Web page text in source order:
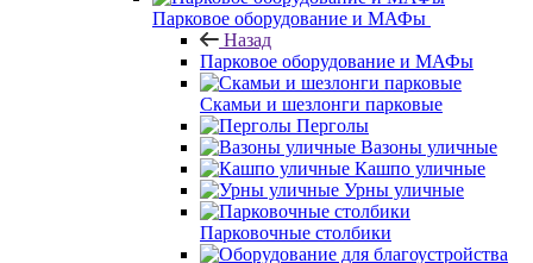
Парковое оборудование и МАФы
Назад
Парковое оборудование и МАФы
Скамьи и шезлонги парковые
Перголы
Вазоны уличные
Кашпо уличные
Урны уличные
Парковочные столбики